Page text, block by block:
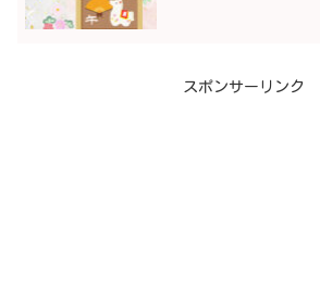
スポンサーリンク